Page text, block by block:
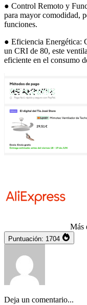
● Control Remoto y
para mayor comodidad,
funciones.
● Eficiencia Energética:
un CRI de 80, este
eficiente en el consumo
Más
Puntuación: 1704
Deja un comentario...